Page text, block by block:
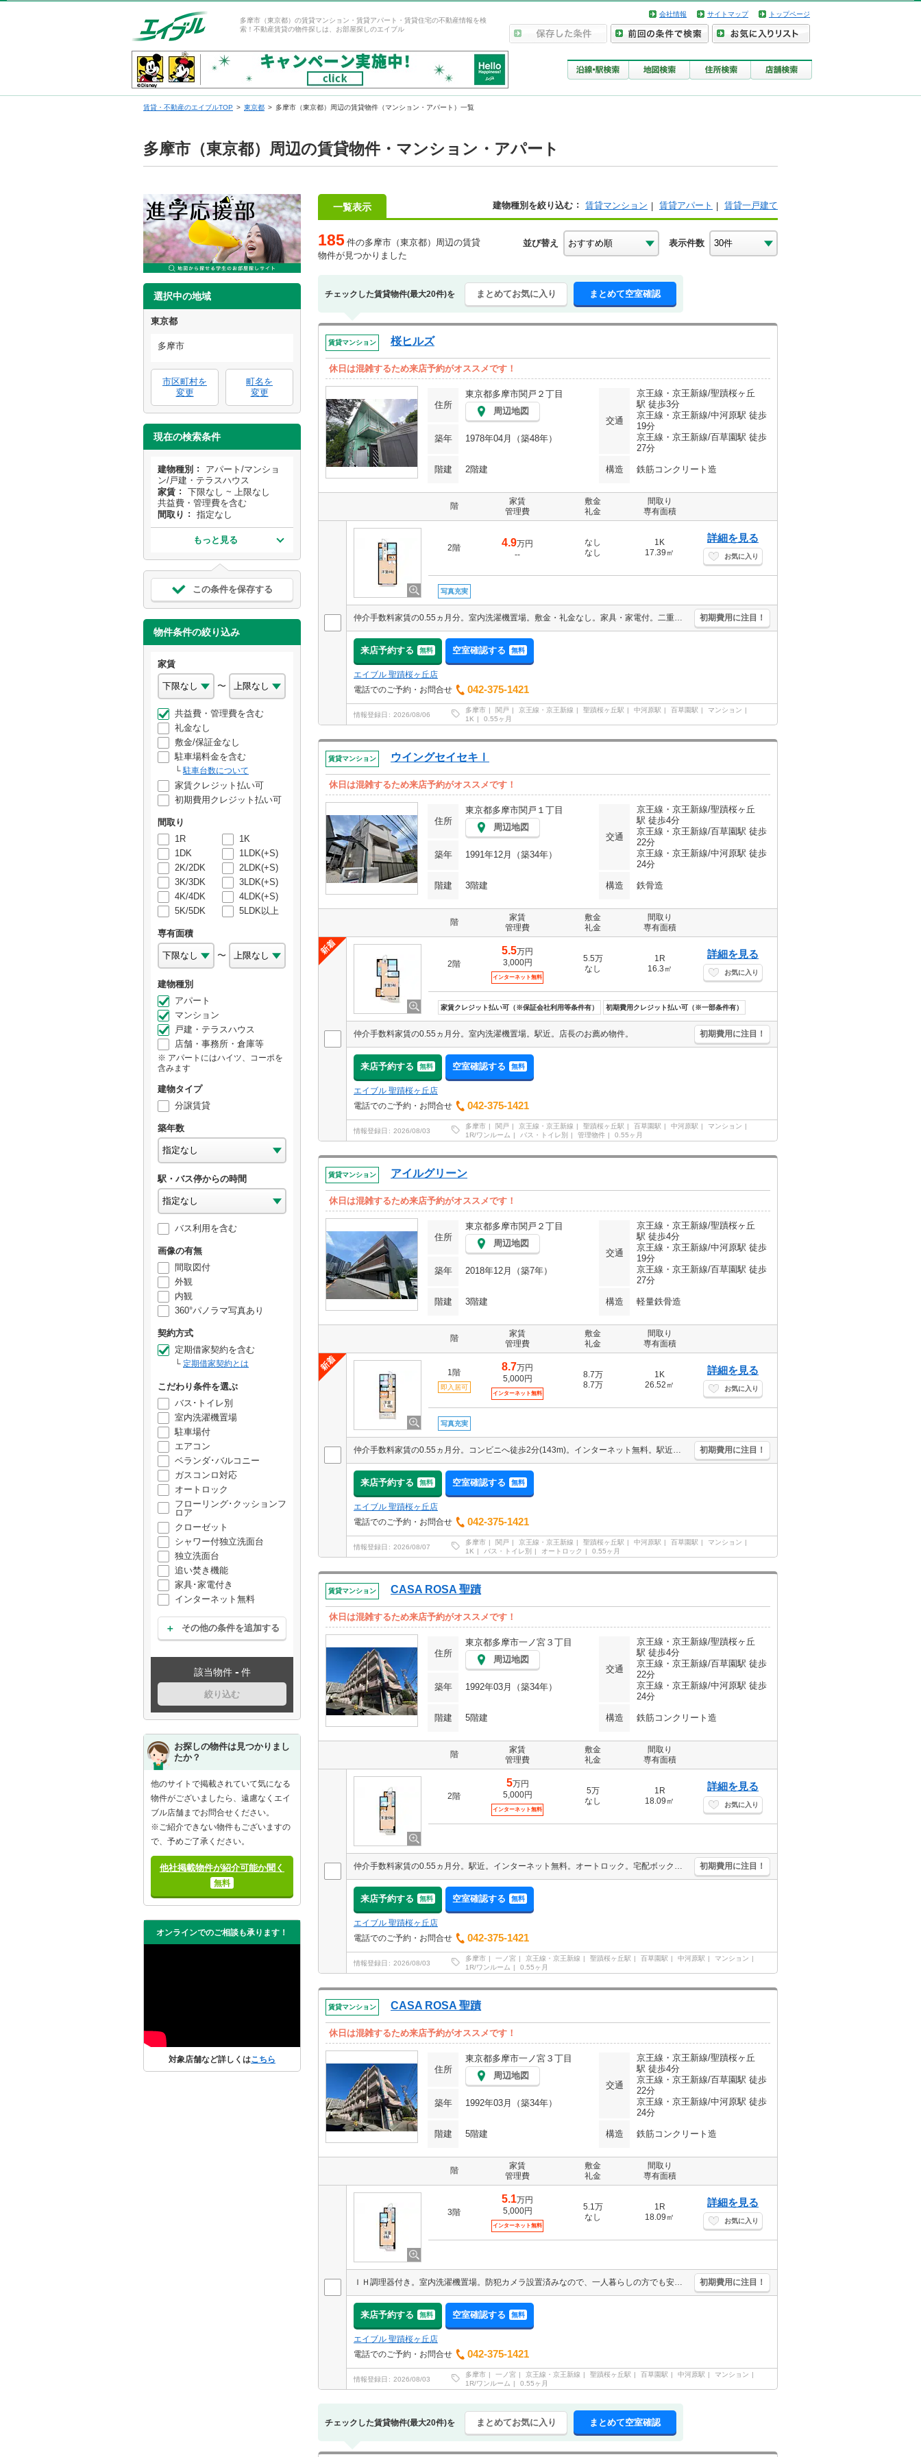
多摩市（東京都）の賃貸マンション・賃貸アパート・賃貸住宅の不動産情報を検
索！不動産賃貸の物件探しは、お部屋探しのエイブル
会社情報 サイトマップ トップページ
賃貸・不動産のエイブルTOP 東京都 多摩市（東京都）周辺の賃貸物件（マンション・アパート）一覧
多摩市（東京都）周辺の賃貸物件・マンション・アパート
選択中の地域
東京都
多摩市
市区町村を
変更
町名を
変更
現在の検索条件
建物種別
アパート/マンショ
ン/戸建・テラスハウス
家賃
下限なし ~ 上限なし
共益費・管理費を含む
間取り
指定なし
もっと見る
この条件を保存する
物件条件の絞り込み
家賃
〜
共益費・管理費を含む
礼金なし
敷金/保証金なし
駐車場料金を含む
駐車台数について
家賃クレジット払い可
初期費用クレジット払い可
間取り
1R
1K
1DK
1LDK(+S)
2K/2DK
2LDK(+S)
3K/3DK
3LDK(+S)
4K/4DK
4LDK(+S)
5K/5DK
5LDK以上
専有面積
〜
建物種別
アパート
マンション
戸建・テラスハウス
店舗・事務所・倉庫等
アパートにはハイツ、コーポを
含みます
建物タイプ
分譲賃貸
築年数
駅・バス停からの時間
バス利用を含む
画像の有無
間取図付
外観
内観
360°パノラマ写真あり
契約方式
定期借家契約を含む
定期借家契約とは
こだわり条件を選ぶ
バス･トイレ別
室内洗濯機置場
駐車場付
エアコン
ベランダ･バルコニー
ガスコンロ対応
オートロック
フローリング･クッションフ
ロア
クローゼット
シャワー付独立洗面台
独立洗面台
追い焚き機能
家具･家電付き
インターネット無料
その他の条件を追加する
該当物件 - 件
絞り込む
お探しの物件は見つかりまし
たか？
他のサイトで掲載されていて気になる
物件がございましたら、遠慮なくエイ
ブル店舗までお問合せください。
※ご紹介できない物件もございますの
で、予めご了承ください。
他社掲載物件が紹介可能か聞く
無料
オンラインでのご相談も承ります！
対象店舗など詳しくはこちら
一覧表示 建物種別を絞り込む 賃貸マンション 賃貸アパート 賃貸一戸建て
185 件の多摩市（東京都）周辺の賃貸
物件が見つかりました
並び替え 表示件数
チェックした賃貸物件(最大20件)を まとめてお気に入り まとめて空室確認
賃貸マンション 桜ヒルズ
休日は混雑するため来店予約がオススメです！
住所
東京都多摩市関戸２丁目
周辺地図
交通
京王線・京王新線/聖蹟桜ヶ丘
駅 徒歩3分
京王線・京王新線/中河原駅 徒歩
19分
京王線・京王新線/百草園駅 徒歩
27分
築年 1978年04月（築48年）
階建 2階建 構造 鉄筋コンクリート造
階
家賃
管理費
敷金
礼金
間取り
専有面積
2階 4.9万円
--
なし
なし
1K
17.39㎡
詳細を見る
お気に入り
写真充実
仲介手数料家賃の0.55ヵ月分。室内洗濯機置場。敷金・礼金なし。家具・家電付。二重サッシ。TVモニター付インターホン。 初期費用に注目！
来店予約する 無料 空室確認する 無料
エイブル 聖蹟桜ヶ丘店
電話でのご予約・お問合せ
042-375-1421
情報登録日 2026/08/06
多摩市 関戸 京王線・京王新線 聖蹟桜ヶ丘駅 中河原駅 百草園駅
マンション
1K
0.55ヶ月
賃貸マンション ウイングセイセキⅠ
休日は混雑するため来店予約がオススメです！
住所
東京都多摩市関戸１丁目
周辺地図
交通
京王線・京王新線/聖蹟桜ヶ丘
駅 徒歩4分
京王線・京王新線/百草園駅 徒歩
22分
京王線・京王新線/中河原駅 徒歩
24分
築年 1991年12月（築34年）
階建 3階建 構造 鉄骨造
階
家賃
管理費
敷金
礼金
間取り
専有面積
2階
5.5万円
3,000円
インターネット無料
5.5万
なし
1R
16.3㎡
詳細を見る
お気に入り
家賃クレジット払い可（※保証会社利用等条件有） 初期費用クレジット払い可（※一部条件有）
仲介手数料家賃の0.55ヵ月分。室内洗濯機置場。駅近。店長のお薦め物件。 初期費用に注目！
来店予約する 無料 空室確認する 無料
エイブル 聖蹟桜ヶ丘店
電話でのご予約・お問合せ
042-375-1421
情報登録日 2026/08/03
多摩市 関戸 京王線・京王新線 聖蹟桜ヶ丘駅 百草園駅 中河原駅
マンション
1R/ワンルーム
バス・トイレ別 管理物件 0.55ヶ月
賃貸マンション アイルグリーン
休日は混雑するため来店予約がオススメです！
住所
東京都多摩市関戸２丁目
周辺地図
交通
京王線・京王新線/聖蹟桜ヶ丘
駅 徒歩4分
京王線・京王新線/中河原駅 徒歩
19分
京王線・京王新線/百草園駅 徒歩
27分
築年 2018年12月（築7年）
階建 3階建 構造 軽量鉄骨造
階
家賃
管理費
敷金
礼金
間取り
専有面積
1階
即入居可
8.7万円
5,000円
インターネット無料
8.7万
8.7万
1K
26.52㎡
詳細を見る
お気に入り
写真充実
仲介手数料家賃の0.55ヵ月分。コンビニへ徒歩2分(143m)。インターネット無料。駅近。敷地内防犯カメラ設置。温水洗浄便座付き。IH調理器付き。 初期費用に注目！
来店予約する 無料 空室確認する 無料
エイブル 聖蹟桜ヶ丘店
電話でのご予約・お問合せ
042-375-1421
情報登録日 2026/08/07
多摩市 関戸 京王線・京王新線 聖蹟桜ヶ丘駅 中河原駅 百草園駅
マンション
1K
バス・トイレ別 オートロック 0.55ヶ月
賃貸マンション CASA ROSA 聖蹟
休日は混雑するため来店予約がオススメです！
住所
東京都多摩市一ノ宮３丁目
周辺地図
交通
京王線・京王新線/聖蹟桜ヶ丘
駅 徒歩4分
京王線・京王新線/百草園駅 徒歩
22分
京王線・京王新線/中河原駅 徒歩
24分
築年 1992年03月（築34年）
階建 5階建 構造 鉄筋コンクリート造
階
家賃
管理費
敷金
礼金
間取り
専有面積
2階
5万円
5,000円
インターネット無料
5万
なし
1R
18.09㎡
詳細を見る
お気に入り
仲介手数料家賃の0.55ヵ月分。駅近。インターネット無料。オートロック。宅配ボックスあり。生活環境良好。 初期費用に注目！
来店予約する 無料 空室確認する 無料
エイブル 聖蹟桜ヶ丘店
電話でのご予約・お問合せ
042-375-1421
情報登録日 2026/08/03
多摩市 一ノ宮 京王線・京王新線 聖蹟桜ヶ丘駅 百草園駅 中河原駅
マンション
1R/ワンルーム
0.55ヶ月
賃貸マンション CASA ROSA 聖蹟
休日は混雑するため来店予約がオススメです！
住所
東京都多摩市一ノ宮３丁目
周辺地図
交通
京王線・京王新線/聖蹟桜ヶ丘
駅 徒歩4分
京王線・京王新線/百草園駅 徒歩
22分
京王線・京王新線/中河原駅 徒歩
24分
築年 1992年03月（築34年）
階建 5階建 構造 鉄筋コンクリート造
階
家賃
管理費
敷金
礼金
間取り
専有面積
3階
5.1万円
5,000円
インターネット無料
5.1万
なし
1R
18.09㎡
詳細を見る
お気に入り
ＩＨ調理器付き。室内洗濯機置場。防犯カメラ設置済みなので、一人暮らしの方でも安心です。保証会社加入要(初回保証料賃料の35%、月次保証料1.8%)。2年未満の解約時、違約金家賃+管理費の1ヶ月分発生。 初期費用に注目！
来店予約する 無料 空室確認する 無料
エイブル 聖蹟桜ヶ丘店
電話でのご予約・お問合せ
042-375-1421
情報登録日 2026/08/03
多摩市 一ノ宮 京王線・京王新線 聖蹟桜ヶ丘駅 百草園駅 中河原駅
マンション
1R/ワンルーム
0.55ヶ月
チェックした賃貸物件(最大20件)を まとめてお気に入り まとめて空室確認